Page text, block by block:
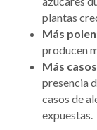
plantas
Más
producen
Más
presencia
casos de
expuestas.